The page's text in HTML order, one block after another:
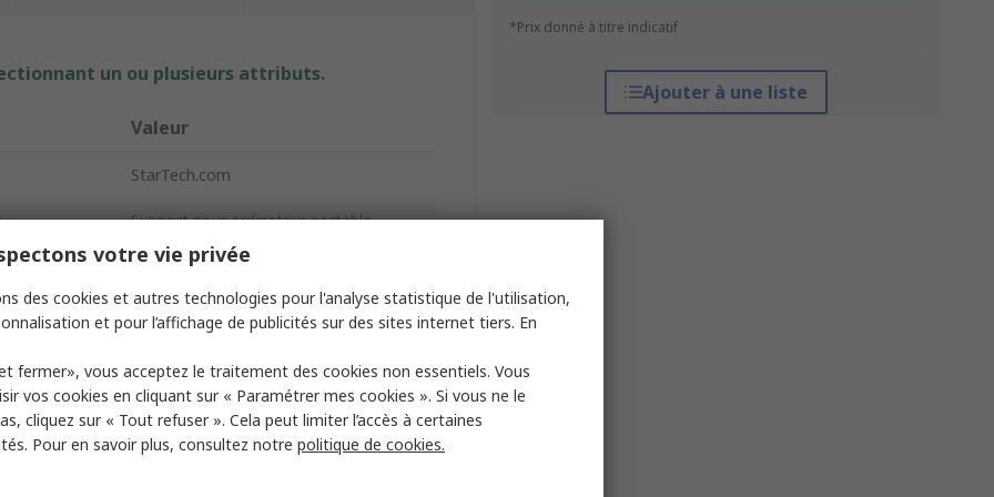
*Prix donné à titre indicatif
Ajouter à une liste
un ou plusieurs attributs.
Valeur
StarTech.com
Support pour ordinateur portable
Oui
Oui
1672.8g
260mm
votre vie privée
des cookies et autres technologies pour l'analyse statistique de l'utilisation,
et pour l’affichage de publicités sur des sites internet tiers. En
fermer», vous acceptez le traitement des cookies non essentiels. Vous
vos cookies en cliquant sur « Paramétrer mes cookies ». Si vous ne le
cliquez sur « Tout refuser ». Cela peut limiter l’accès à certaines
Pour en savoir plus, consultez notre politique de cookies.